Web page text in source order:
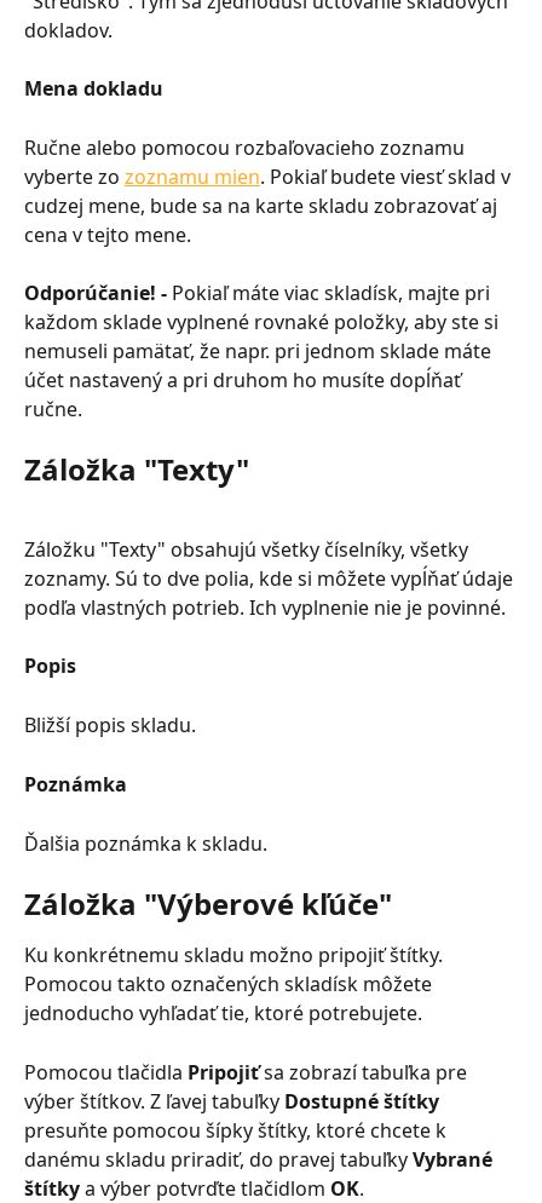
dokladov.
Mena dokladu
Ručne alebo pomocou rozbaľovacieho zoznamu
vyberte zo zoznamu mien. Pokiaľ budete viesť sklad v
cudzej mene, bude sa na karte skladu zobrazovať aj
cena v tejto mene.
Odporúčanie! - Pokiaľ máte viac skladísk, majte pri
každom sklade vyplnené rovnaké položky, aby ste si
nemuseli pamätať, že napr. pri jednom sklade máte
účet nastavený a pri druhom ho musíte dopĺňať
ručne.
Záložka "Texty"
Záložku "Texty" obsahujú všetky číselníky, všetky
zoznamy. Sú to dve polia, kde si môžete vypĺňať údaje
podľa vlastných potrieb. Ich vyplnenie nie je povinné.
Popis
Bližší popis skladu.
Poznámka
Ďalšia poznámka k skladu.
Záložka "Výberové kľúče"
Ku konkrétnemu skladu možno pripojiť štítky.
Pomocou takto označených skladísk môžete
jednoducho vyhľadať tie, ktoré potrebujete.
Pomocou tlačidla Pripojiť sa zobrazí tabuľka pre
výber štítkov. Z ľavej tabuľky Dostupné štítky
presuňte pomocou šípky štítky, ktoré chcete k
danému skladu priradiť, do pravej tabuľky Vybrané
štítky a výber potvrďte tlačidlom OK.